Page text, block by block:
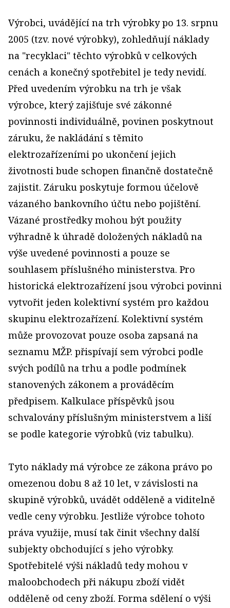
Výrobci, uvádějící na trh výrobky po 13. srpnu
2005 (tzv. nové výrobky), zohledňují náklady
na "recyklaci" těchto výrobků v celkových
cenách a konečný spotřebitel je tedy nevidí.
Před uvedením výrobku na trh je však
výrobce, který zajišťuje své zákonné
povinnosti individuálně, povinen poskytnout
záruku, že nakládání s těmito
elektrozařízeními po ukončení jejich
životnosti bude schopen finančně dostatečně
zajistit. Záruku poskytuje formou účelově
vázaného bankovního účtu nebo pojištění.
Vázané prostředky mohou být použity
výhradně k úhradě doložených nákladů na
výše uvedené povinnosti a pouze se
souhlasem příslušného ministerstva. Pro
historická elektrozařízení jsou výrobci povinni
vytvořit jeden kolektivní systém pro každou
skupinu elektrozařízení. Kolektivní systém
může provozovat pouze osoba zapsaná na
seznamu MŽP. přispívají sem výrobci podle
svých podílů na trhu a podle podmínek
stanovených zákonem a prováděcím
předpisem. Kalkulace příspěvků jsou
schvalovány příslušným ministerstvem a liší
se podle kategorie výrobků (viz tabulku).
Tyto náklady má výrobce ze zákona právo po
omezenou dobu 8 až 10 let, v závislosti na
skupině výrobků, uvádět odděleně a viditelně
vedle ceny výrobku. Jestliže výrobce tohoto
práva využije, musí tak činit všechny další
subjekty obchodující s jeho výrobky.
Spotřebitelé výši nákladů tedy mohou v
maloobchodech při nákupu zboží vidět
odděleně od ceny zboží. Forma sdělení o výši